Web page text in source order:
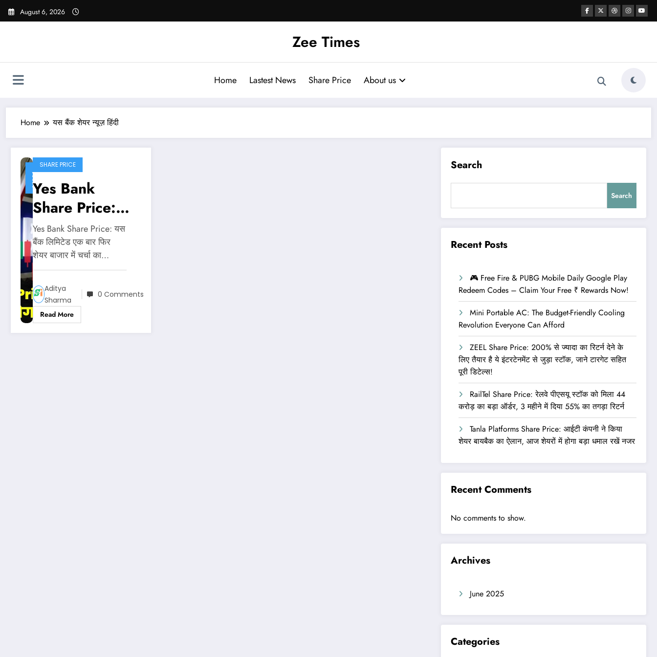
Skip
August 6, 2026
Zee Times
Home Lastest News Share Price About us
Home यस बैंक शेयर न्यूज़ हिंदी
June
2,
2025
SHARE PRICE
Yes Bank
Share Price:
यस बैंक में ट्रेडिंग
विंडो हुई बंद, जानिए
क्या आप भी नहीं
कर सकते ट्रेडिंग?
Yes Bank Share Price: यस
बैंक लिमिटेड एक बार फिर
शेयर बाजार में चर्चा का…
Aditya
Sharma
0 Comments
Read More
Search
Search
Recent Posts
🎮 Free Fire & PUBG Mobile Daily Google Play
Redeem Codes – Claim Your Free ₹ Rewards Now!
Mini Portable AC: The Budget-Friendly Cooling
Revolution Everyone Can Afford
ZEEL Share Price: 200% से ज्यादा का रिटर्न देने के
लिए तैयार है ये इंटरटेनमेंट से जुड़ा स्टॉक, जाने टारगेट सहित
पूरी डिटेल्स!
RailTel Share Price: रेलवे पीएसयू स्टॉक को मिला 44
करोड़ का बड़ा ऑर्डर, 3 महीने में दिया 55% का तगड़ा रिटर्न
Tanla Platforms Share Price: आईटी कंपनी ने किया
शेयर बायबैक का ऐलान, आज शेयरों में होगा बड़ा धमाल रखें नजर
Recent Comments
No comments to show.
Archives
June 2025
Categories